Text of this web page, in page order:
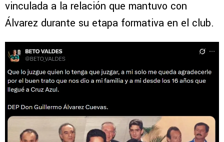
Guillermo Álvarez Cuevas” , escribió Valdés en
vinculada a la relación que mantuvo con
Álvarez durante su etapa formativa en el club.